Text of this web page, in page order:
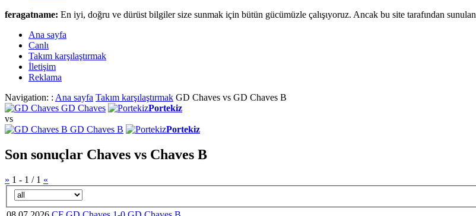
feragatname: En iyi, doğru ve dürüst bilgiler size sunmak için bütün gücümüzle çalιşιyoruz. Ancak bu site tarafιndan
Ana sayfa
Canlι
Takım karşılaştırmak
İletişim
Reklama
Navigation: : Ana sayfa Takım karşılaştırmak GD Chaves vs GD Chaves B
GD Chaves
Portekiz
vs
GD Chaves B
Portekiz
Son sonuçlar Chaves vs Chaves B
» 1 - 1 / 1 «